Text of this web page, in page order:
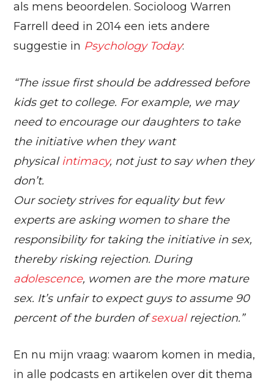
als mens beoordelen. Socioloog Warren
Farrell deed in 2014 een iets andere
suggestie in Psychology Today:
“The issue first should be addressed before
kids get to college. For example, we may
need to encourage our daughters to take
the initiative when they want
physical intimacy, not just to say when they
don’t.
Our society strives for equality but few
experts are asking women to share the
responsibility for taking the initiative in sex,
thereby risking rejection. During
adolescence, women are the more mature
sex. It’s unfair to expect guys to assume 90
percent of the burden ofsexualrejection.”
En nu mijn vraag: waarom komen in media,
in alle podcasts en artikelen over dit thema